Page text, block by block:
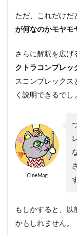
ただ、これだけだ
が何なのかモヤモ
さらに解釈を広げ
クトラコンプレッ
スコンプレックス
く説明できるでし
CineMag
もしかすると、以
かもしれません。